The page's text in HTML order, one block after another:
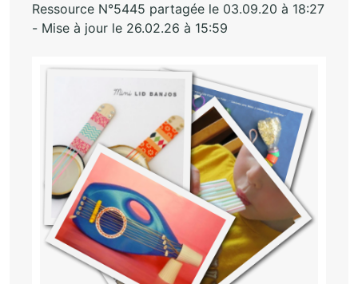
Ressource N°5445 partagée le 03.09.20 à 18:27
- Mise à jour le 26.02.26 à 15:59